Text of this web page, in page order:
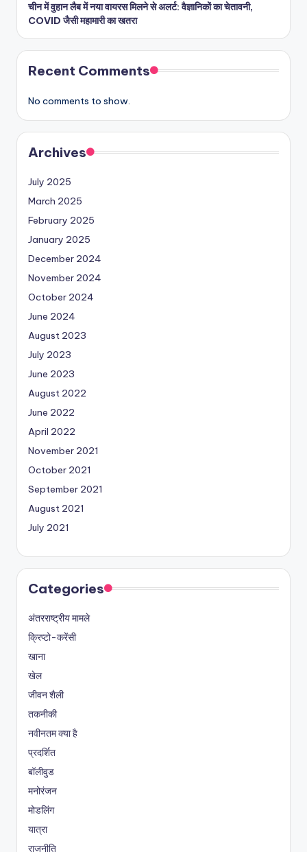
चीन में वुहान लैब में नया वायरस मिलने से अलर्ट: वैज्ञानिकों का चेतावनी,
COVID जैसी महामारी का खतरा
Recent Comments
No comments to show.
Archives
July 2025
March 2025
February 2025
January 2025
December 2024
November 2024
October 2024
June 2024
August 2023
July 2023
June 2023
August 2022
June 2022
April 2022
November 2021
October 2021
September 2021
August 2021
July 2021
Categories
अंतरराष्ट्रीय मामले
क्रिप्टो-करेंसी
खाना
खेल
जीवन शैली
तकनीकी
नवीनतम क्या है
प्रदर्शित
बॉलीवुड
मनोरंजन
मोडलिंग
यात्रा
राजनीति